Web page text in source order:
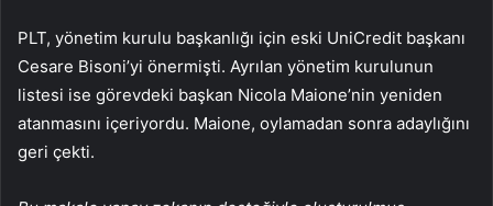
PLT, yönetim kurulu başkanlığı için eski UniCredit başkanı
Cesare Bisoni’yi önermişti. Ayrılan yönetim kurulunun
listesi ise görevdeki başkan Nicola Maione’nin yeniden
atanmasını içeriyordu. Maione, oylamadan sonra adaylığını
geri çekti.